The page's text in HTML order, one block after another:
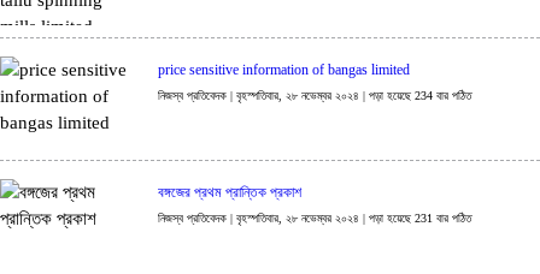
price sensitive information of bangas limited
নিজস্ব প্রতিবেদক | বৃহস্পতিবার, ২৮ নভেম্বর ২০২৪ | পড়া হয়েছে 234 বার পঠিত
বঙ্গজের প্রথম প্রান্তিক প্রকাশ
নিজস্ব প্রতিবেদক | বৃহস্পতিবার, ২৮ নভেম্বর ২০২৪ | পড়া হয়েছে 231 বার পঠিত